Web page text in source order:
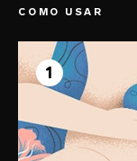
COMO USAR
1
PASSO 1
Prepare
Aplique
DUO.